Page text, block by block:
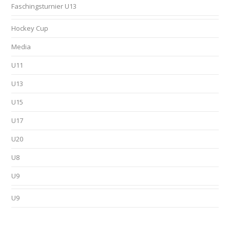
Faschingsturnier U13
Hockey Cup
Media
U11
U13
U15
U17
U20
U8
U9
U9